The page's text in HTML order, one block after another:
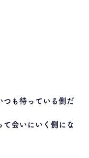
つも待っている側だ
て会いにいく側にな